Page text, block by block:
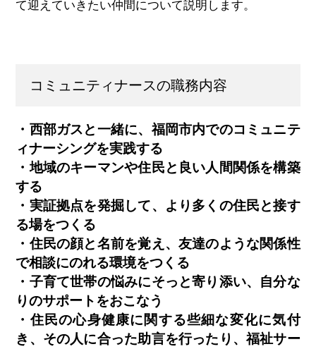
て迎えていきたい仲間について説明します。
コミュニティナースの職務内容
・西部ガスと一緒に、福岡市内でのコミュニテ
ィナーシングを実践する
・地域のキーマンや住民と良い人間関係を構築
する
・実証拠点を発掘して、より多くの住民と接す
る場をつくる
・住民の顔と名前を覚え、友達のような関係性
で相談にのれる環境をつくる
・子育て世帯の悩みにそっと寄り添い、自分な
りのサポートをおこなう
・住民の心身健康に関する些細な変化に気付
き、その人に合った助言を行ったり、福祉サー